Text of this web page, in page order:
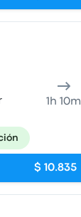
1h 10m
$ 10.835